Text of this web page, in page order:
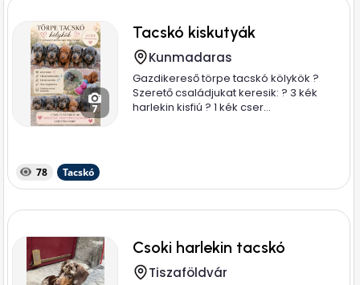
7
Tacskó kiskutyák
Kunmadaras
Gazdikereső törpe tacskó kölykök ?
Szerető családjukat keresik: ? 3 kék
harlekin kisfiú ? 1 kék cser...
78 Tacskó
Csoki harlekin tacskó
Tiszaföldvár